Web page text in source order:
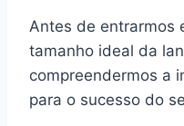
Antes de entrarmos
tamanho ideal da
compreendermos a
para o sucesso do